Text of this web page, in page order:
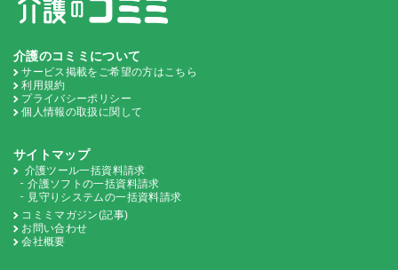
介護のコミミについて
サービス掲載をご希望の方はこちら
利用規約
プライバシーポリシー
個人情報の取扱に関して
サイトマップ
介護ツール一括資料請求
介護ソフトの一括資料請求
見守りシステムの一括資料請求
コミミマガジン(記事)
お問い合わせ
会社概要